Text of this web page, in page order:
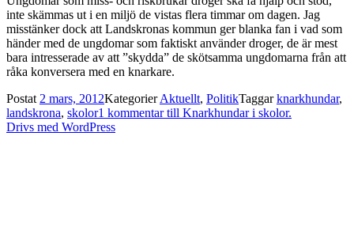
inte skämmas ut i en miljö de vistas flera timmar om dagen. Jag
misstänker dock att Landskronas kommun ger blanka fan i vad som
händer med de ungdomar som faktiskt använder droger, de är mest
bara intresserade av att ”skydda” de skötsamma ungdomarna från att
råka konversera med en knarkare.
Postat 2 mars, 2012KategorierAktuellt, PolitikTaggarknarkhundar,
landskrona, skolor1 kommentartill Knarkhundar i skolor.
Drivs med WordPress